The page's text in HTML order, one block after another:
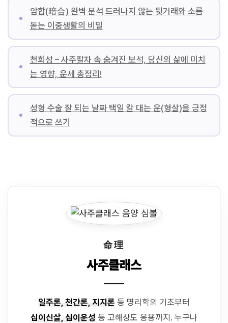
암합(暗合) 완벽 분석 드러나지 않는 뒷거래와 소름
돋는 이중생활의 비밀
천희성 – 사주팔자 속 숨겨진 보석, 당신의 삶에 미치
는 영향, 운세 총정리!
성형 수술 잘 되는 날짜 택일 칼 대는 운(형살)을 긍정
적으로 쓰기
命理
사주클래스
일주론, 천간론, 지지론 등 명리학의 기초부터
십이신살, 십이운성 등 고해상도 응용까지. 누구나